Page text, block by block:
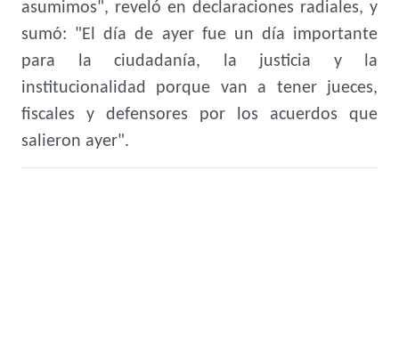
asumimos", reveló en declaraciones radiales, y
sumó: "El día de ayer fue un día importante
para la ciudadanía, la justicia y la
institucionalidad porque van a tener jueces,
fiscales y defensores por los acuerdos que
salieron ayer".